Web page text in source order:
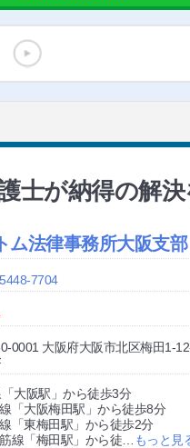
士が納得の解
ム法律事務所大阪支部
7704
0001 大阪府大阪市北区梅田1-
大阪駅」から徒歩3分
「大阪梅田駅」から徒歩8分
「東梅田駅」から徒歩2分
線「梅田駅」から徒
もっと見